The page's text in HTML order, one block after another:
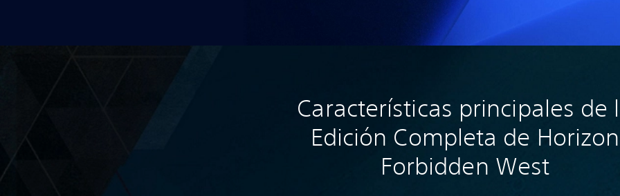
Características principales de
Edición Completa de Horizon
Forbidden West